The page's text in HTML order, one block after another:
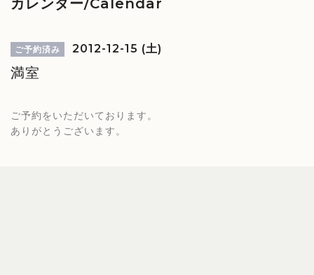
カレンダー/Calendar
ご予約済み 2012-12-15 (土)
満室
ご予約をいただいております。
ありがとうございます。